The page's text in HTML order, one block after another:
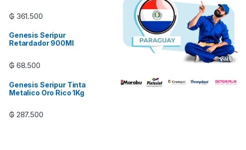
₲ 361.500
Genesis Seripur
Retardador 900Ml
₲ 68.500
Genesis Seripur Tinta
Metalico Oro Rico 1Kg
₲ 287.500